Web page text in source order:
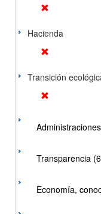
Hacienda
Transición
Transparencia
Economía,